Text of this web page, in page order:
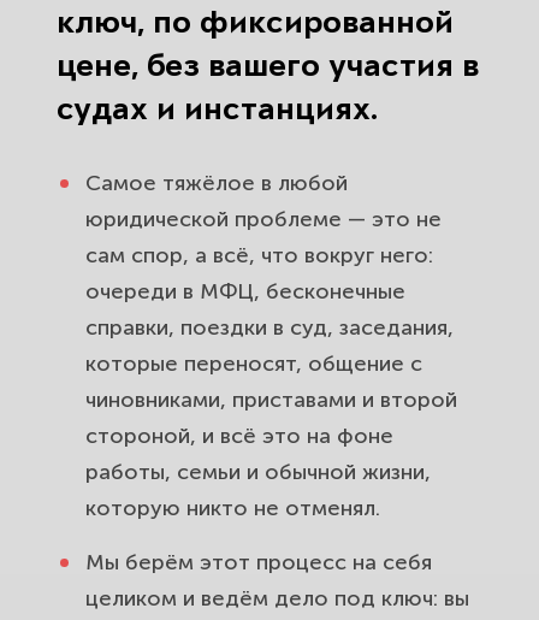
ключ, по фиксированной
цене, без вашего участия в
судах и инстанциях.
Самое тяжёлое в любой
юридической проблеме — это не
сам спор, а всё, что вокруг него:
очереди в МФЦ, бесконечные
справки, поездки в суд, заседания,
которые переносят, общение с
чиновниками, приставами и второй
стороной, и всё это на фоне
работы, семьи и обычной жизни,
которую никто не отменял.
Мы берём этот процесс на себя
целиком и ведём дело под ключ: вы